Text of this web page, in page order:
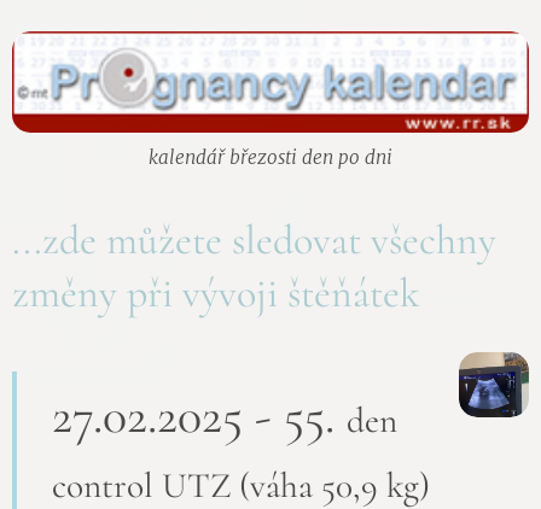
kalendář březosti den po dni
...zde můžete sledovat všechny
změny při vývoji štěňátek
27.02.2025 - 55. den
control UTZ (váha 50,9 kg)